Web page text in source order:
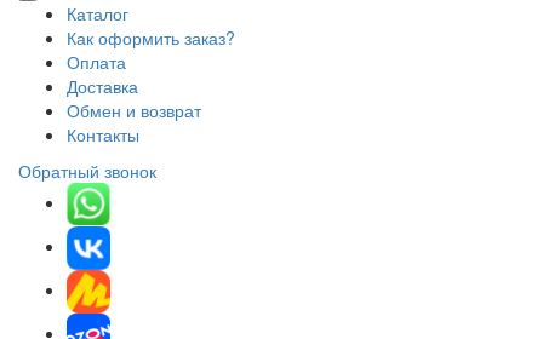
Каталог
Как оформить заказ?
Оплата
Доставка
Обмен и возврат
Контакты
Обратный звонок